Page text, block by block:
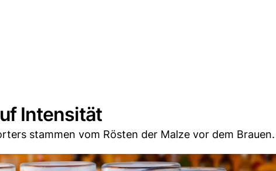
Intensität
stammen vom Rösten der Malze vor dem Brauen.